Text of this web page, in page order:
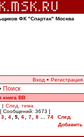
ФК "Спартак" Москва
Вход • Регистрация
Поиск
книга ВВ
| След. тема
[ Сообщений: 3673 ]
3 4 5, 6 7 8 74
След.
Добавить